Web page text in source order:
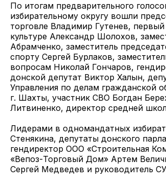
По итогам предварительного
избирательному округу вошли
торговле Владимир Гутенев,
культуре Александр Шолохов,
Абрамченко, заместитель
спорту Сергей Бурлаков,
вопросам Николай Гончаров,
донской депутат Виктор Халын,
Управления по делам гражданской
г. Шахты, участник СВО Богдан
Литвиненко, директор средней
Лидерами в одномандатных
Стенякина, депутаты донского
гендиректор ООО «Строительная
«Вепоз-Торговый Дом» Артем
Сергей Медведев и руководитель